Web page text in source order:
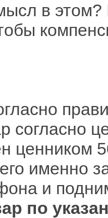
в
согласно
ценником
именно
и
по